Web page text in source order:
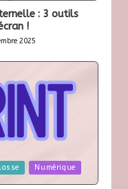
: 3 outils
!
2025
Numérique